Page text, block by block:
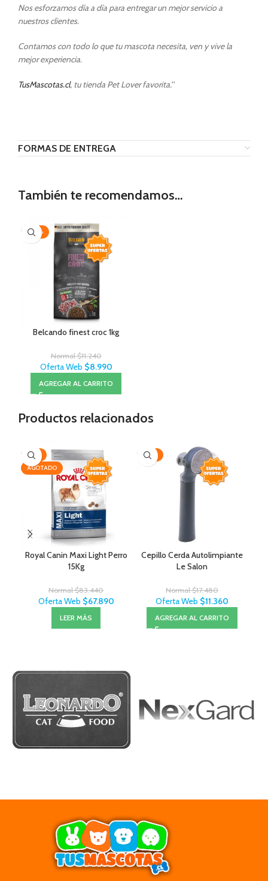
Nos esforzamos día a día para entregar un mejor servicio a
nuestros clientes.
Contamos con todo lo que tu mascota necesita, ven y vive la
mejor experiencia.
TusMascotas.cl, tu tienda Pet Lover favorita.’’
FORMAS DE ENTREGA
También te recomendamos…
-20%
Belcando finest croc 1kg
Normal$11.240
Oferta Web $8.990
AGREGAR AL CARRITO
Productos relacionados
-19%
AGOTADO
Royal Canin Maxi Light Perro
15Kg
Normal$83.440
Oferta Web $67.890
LEER MÁS
-35%
Cepillo Cerda Autolimpiante
Le Salon
Normal$17.480
Oferta Web $11.360
AGREGAR AL CARRITO